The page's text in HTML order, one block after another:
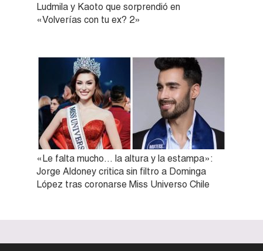
Ludmila y Kaoto que sorprendió en
«Volverías con tu ex? 2»
«Le falta mucho… la altura y la estampa»:
Jorge Aldoney critica sin filtro a Dominga
López tras coronarse Miss Universo Chile